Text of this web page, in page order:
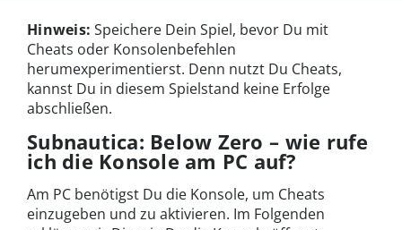
Hinweis: Speichere Dein Spiel, bevor Du mit
Cheats oder Konsolenbefehlen
herumexperimentierst. Denn nutzt Du Cheats,
kannst Du in diesem Spielstand keine Erfolge
abschließen.
Subnautica: Below Zero – wie rufe
ich die Konsole am PC auf?
Am PC benötigst Du die Konsole, um Cheats
einzugeben und zu aktivieren. Im Folgenden